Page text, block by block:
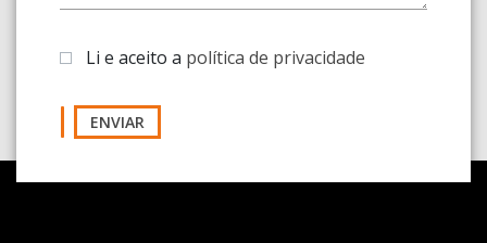
Li e aceito a política de privacidade
ENVIAR